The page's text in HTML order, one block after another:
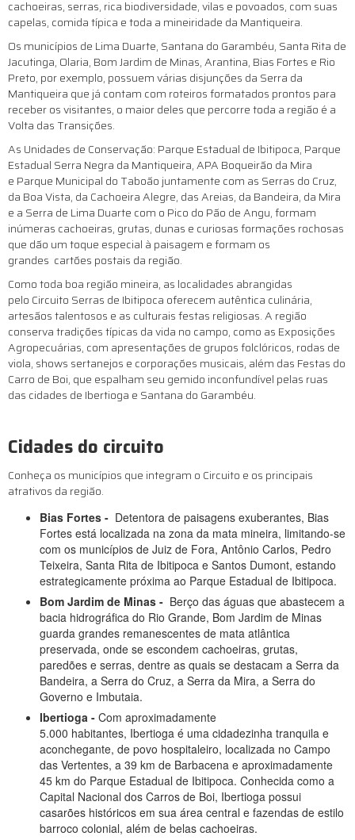
cachoeiras, serras, rica biodiversidade, vilas e povoados, com suas
capelas, comida típica e toda a mineiridade da Mantiqueira.​
Os municípios de Lima Duarte, Santana do Garambéu, Santa Rita de
Jacutinga, Olaria, Bom Jardim de Minas, Arantina, Bias Fortes e Rio
Preto, por exemplo, possuem várias disjunções da Serra da
Mantiqueira que já contam com roteiros formatados prontos para
receber os visitantes, o maior deles que percorre toda a região é a
Volta das Transições.
As Unidades de Conservação: Parque Estadual de Ibitipoca, Parque
Estadual Serra Negra da Mantiqueira, APA Boqueirão da Mira
e Parque Municipal do Taboão juntamente com as Serras do Cruz,
da Boa Vista, da Cachoeira Alegre, das Areias, da Bandeira, da Mira
e a Serra de Lima Duarte com o Pico do Pão de Angu, formam
inúmeras cachoeiras, grutas, dunas e curiosas formações rochosas
que dão um toque especial à paisagem e formam os
grandes cartões postais da região.​
Como toda boa região mineira, as localidades abrangidas
pelo Circuito Serras de Ibitipoca oferecem autêntica culinária,
artesãos talentosos e as culturais festas religiosas. A região
conserva tradições típicas da vida no campo, como as Exposições
Agropecuárias, com apresentações de grupos folclóricos, rodas de
viola, shows sertanejos e corporações musicais, além das Festas do
Carro de Boi, que espalham seu gemido inconfundível pelas ruas
das cidades de Ibertioga e Santana do Garambéu.
Cidades do circuito
Conheça os municípios que integram o Circuito e os principais
atrativos da região.
Bias Fortes - Detentora de paisagens exuberantes, Bias
Fortes está localizada na zona da mata mineira, limitando-se
com os municípios de Juiz de Fora, Antônio Carlos, Pedro
Teixeira, Santa Rita de Ibitipoca e Santos Dumont, estando
estrategicamente próxima ao Parque Estadual de Ibitipoca.
Bom Jardim de Minas - Berço das águas que abastecem a
bacia hidrográfica do Rio Grande, Bom Jardim de Minas
guarda grandes remanescentes de mata atlântica
preservada, onde se escondem cachoeiras, grutas,
paredões e serras, dentre as quais se destacam a Serra da
Bandeira, a Serra do Cruz, a Serra da Mira, a Serra do
Governo e Imbutaia.
Ibertioga - Com aproximadamente
5.000 habitantes, Ibertioga é uma cidadezinha tranquila e
aconchegante, de povo hospitaleiro, localizada no Campo
das Vertentes, a 39 km de Barbacena e aproximadamente
45 km do Parque Estadual de Ibitipoca. Conhecida como a
Capital Nacional dos Carros de Boi, Ibertioga possui
casarões históricos em sua área central e fazendas de estilo
barroco colonial, além de belas cachoeiras.